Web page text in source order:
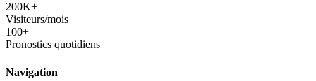
200K+
Visiteurs/mois
100+
Pronostics quotidiens
Navigation